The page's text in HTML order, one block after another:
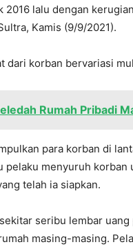
2016 lalu dengan
Kamis (9/9/2021).
dari korban bervariasi
Rumah Pribadi
para korban di
pelaku menyuruh
telah ia siapkan.
seribu lembar
masing-masing.